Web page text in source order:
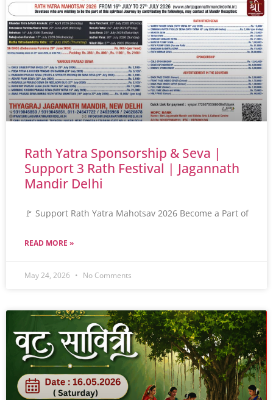
Rath Yatra Sponsorship & Seva |
Support 3 Rath Festival | Jagannath
Mandir Delhi
🚩 Support Rath Yatra Mahotsav 2026 Become a Part of
READ MORE »
May 24, 2026 No Comments